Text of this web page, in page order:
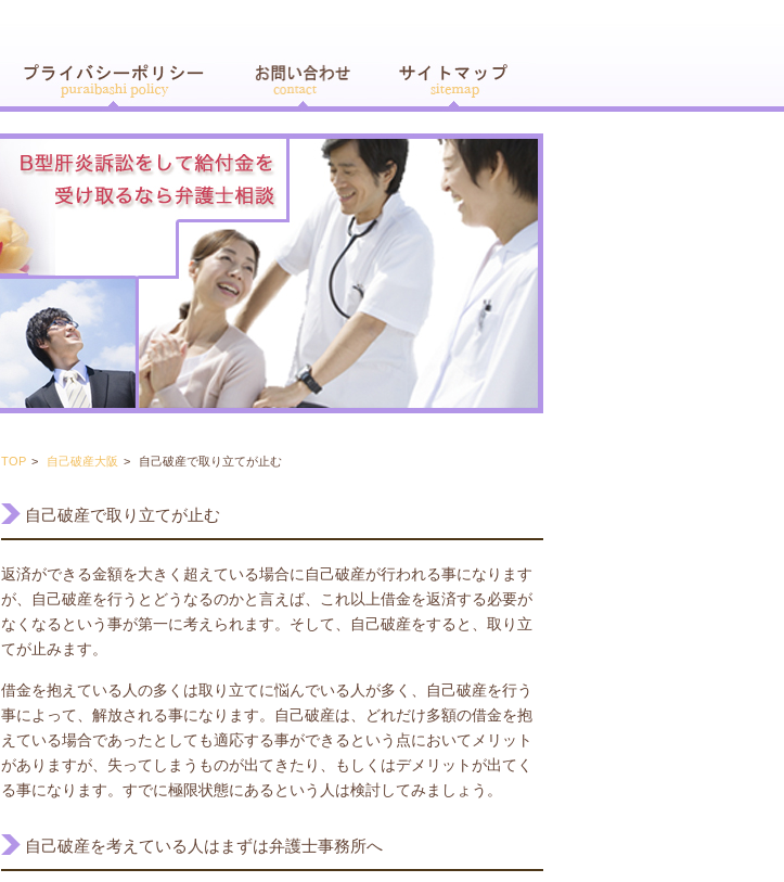
TOP 自己破産大阪 自己破産で取り立てが止む
自己破産で取り立てが止む
返済ができる金額を大きく超えている場合に自己破産が行われる事になります
が、自己破産を行うとどうなるのかと言えば、これ以上借金を返済する必要が
なくなるという事が第一に考えられます。そして、自己破産をすると、取り立
てが止みます。
借金を抱えている人の多くは取り立てに悩んでいる人が多く、自己破産を行う
事によって、解放される事になります。自己破産は、どれだけ多額の借金を抱
えている場合であったとしても適応する事ができるという点においてメリット
がありますが、失ってしまうものが出てきたり、もしくはデメリットが出てく
る事になります。すでに極限状態にあるという人は検討してみましょう。
自己破産を考えている人はまずは弁護士事務所へ